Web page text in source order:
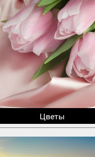
Цветы